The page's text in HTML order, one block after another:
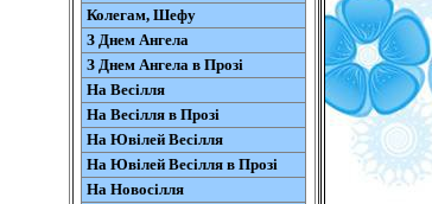
Колегам, Шефу
З Днем Ангела
З Днем Ангела в Прозі
На Весілля
На Весілля в Прозі
На Ювілей Весілля
На Ювілей Весілля в Прозі
На Новосілля